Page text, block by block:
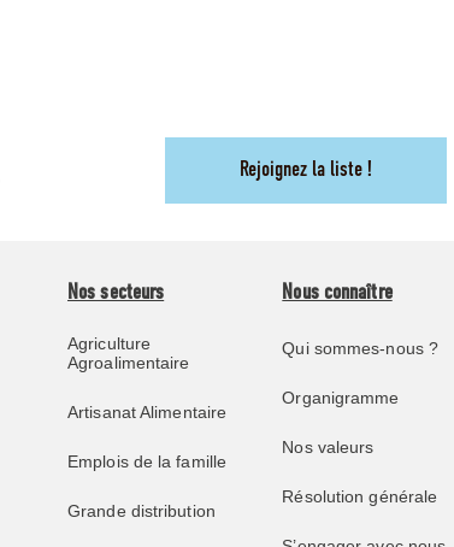
Rejoignez la liste !
Nos secteurs
Agriculture
Agroalimentaire
Artisanat Alimentaire
Emplois de la famille
Grande distribution
Nous connaître
Qui sommes-nous ?
Organigramme
Nos valeurs
Résolution générale